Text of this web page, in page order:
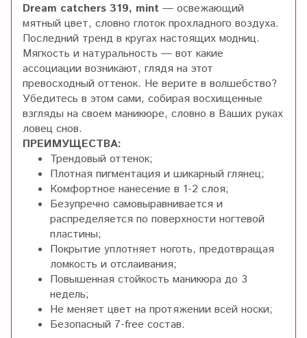
Dream catchers 319, mint — освежающий
мятный цвет, словно глоток прохладного воздуха.
Последний тренд в кругах настоящих модниц.
Мягкость и натуральность — вот какие
ассоциации возникают, глядя на этот
превосходный оттенок. Не верите в волшебство?
Убедитесь в этом сами, собирая восхищенные
взгляды на своем маникюре, словно в Ваших руках
ловец снов.
ПРЕИМУЩЕСТВА:
Трендовый оттенок;
Плотная пигментация и шикарный глянец;
Комфортное нанесение в 1-2 слоя;
Безупречно самовыравнивается и
распределяется по поверхности ногтевой
пластины;
Покрытие уплотняет ноготь, предотвращая
ломкость и отслаивания;
Повышенная стойкость маникюра до 3
недель;
Не меняет цвет на протяжении всей носки;
Безопасный 7-free состав.